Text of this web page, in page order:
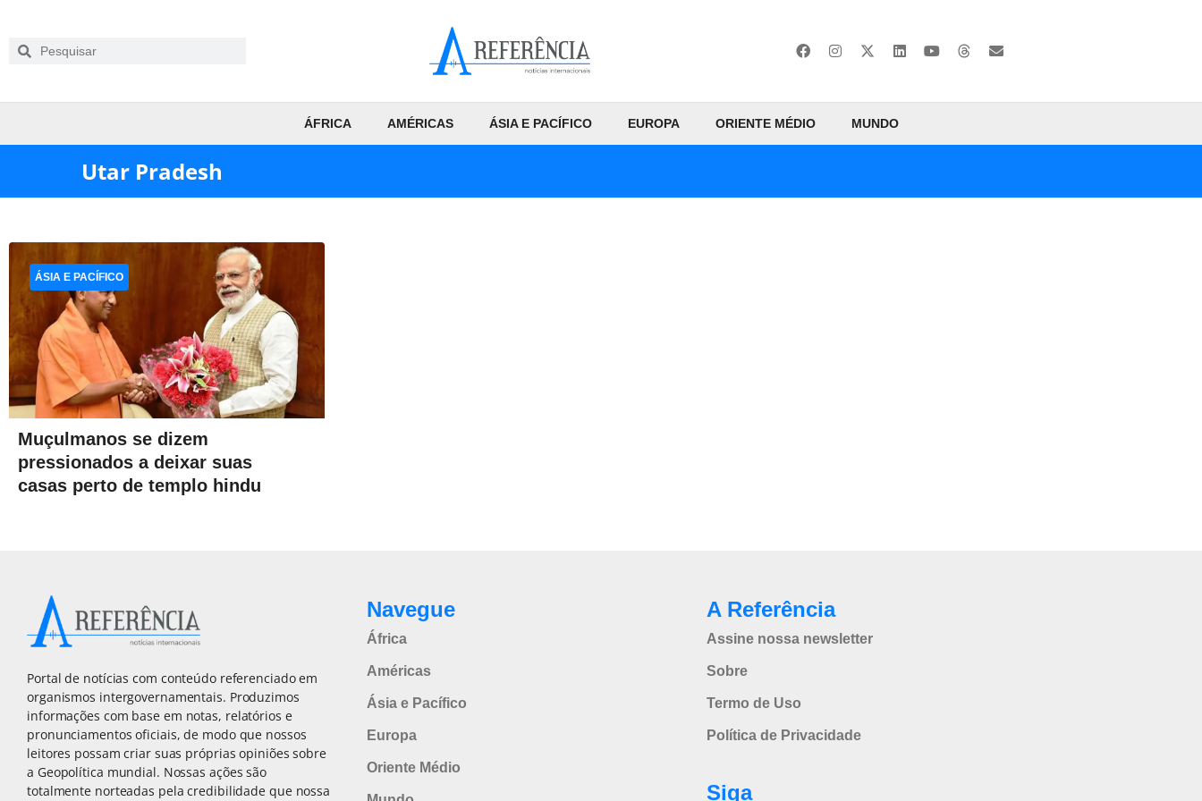
ÁFRICA AMÉRICAS ÁSIA E PACÍFICO EUROPA ORIENTE MÉDIO MUNDO
Utar Pradesh
Muçulmanos se dizem
pressionados a deixar suas
casas perto de templo hindu
ÁSIA E PACÍFICO
Portal de notícias com conteúdo referenciado em
organismos intergovernamentais. Produzimos
informações com base em notas, relatórios e
pronunciamentos oficiais, de modo que nossos
leitores possam criar suas próprias opiniões sobre
a Geopolítica mundial. Nossas ações são
totalmente norteadas pela credibilidade que nossa
Navegue
África
Américas
Ásia e Pacífico
Europa
Oriente Médio
A Referência
Assine nossa newsletter
Sobre
Termo de Uso
Política de Privacidade
Siga